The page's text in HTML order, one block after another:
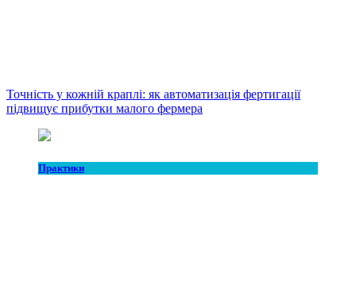
Точність у кожній краплі: як автоматизація фертигації
підвищує прибутки малого фермера
Практики